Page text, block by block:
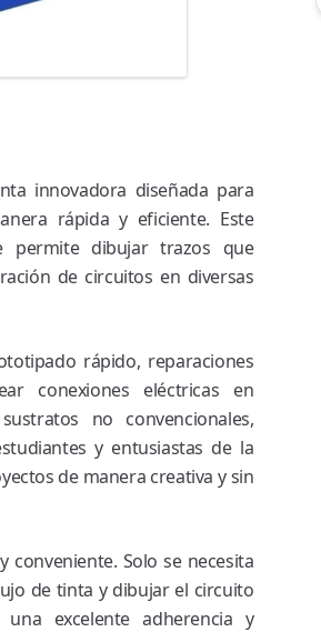
innovadora diseñada para
rápida y eficiente. Este
permite dibujar trazos que
de circuitos en diversas
rápido, reparaciones
conexiones eléctricas en
no convencionales,
y entusiastas de la
de manera creativa y sin
conveniente. Solo se necesita
de tinta y dibujar el circuito
excelente adherencia y